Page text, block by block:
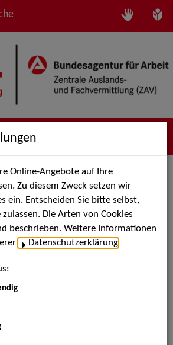
als PDF speichern
legen
Mannequin
Online-Angebote auf Ihre
Zu diesem Zweck setzen wir
ein. Entscheiden Sie bitte selbst,
zulassen. Die Arten von Cookies
beschrieben. Weitere Informationen
Datenschutzerklärung